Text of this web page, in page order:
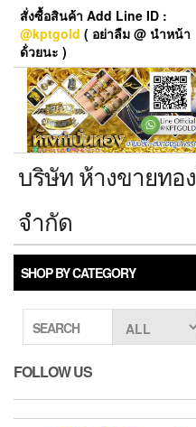
Skip
content
สั่งซื้อสินค้า Add Line ID :
@kptgold ( อย่าลืม @ นำหน้า
ด้่วยนะ )
บริษัท ห้างขายทอ
จำกัด
SHOP BY CATEGORY
SEARCH
FOLLOW US